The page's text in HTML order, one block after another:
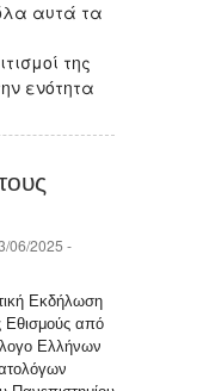
αυτά τα
της
ενότητα
06/2025 -
Εκδήλωση
Εθισμούς από
Ελλήνων